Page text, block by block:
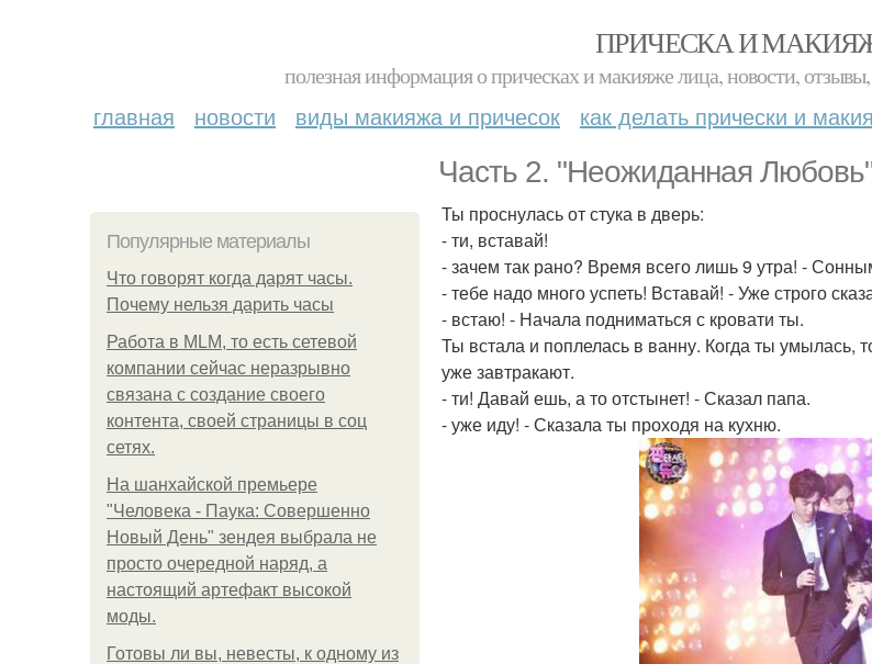
ПРИЧЕСКА И
полезная информация о прическах и макияже лица, новости,
главная новости виды макияжа и причесок как делать прически и
Часть 2. "Неожиданная
Популярные материалы
Что говорят когда дарят часы.
Почему нельзя дарить часы
Работа в MLM, то есть сетевой
компании сейчас неразрывно
связана с создание своего
контента, своей страницы в соц
сетях.
На шанхайской премьере
"Человека - Паука: Совершенно
Новый День" зендея выбрала не
просто очередной наряд, а
настоящий артефакт высокой
моды.
Готовы ли вы, невесты, к одному из
Ты проснулась от стука в дверь:
- ти, вставай!
- зачем так рано? Время всего лишь 9 утра! -
- тебе надо много успеть! Вставай! - Уже строго
- встаю! - Начала подниматься с кровати ты.
Ты встала и поплелась в ванну. Когда ты умылась,
уже завтракают.
- ти! Давай ешь, а то отстынет! - Сказал папа.
- уже иду! - Сказала ты проходя на кухню.